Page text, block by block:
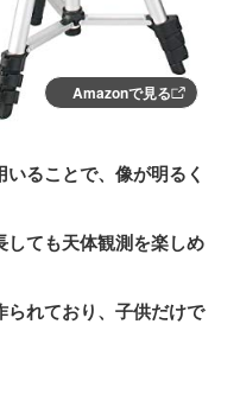
Amazonで見る
ることで、像が明るく
ても天体観測を楽しめ
れており、子供だけで